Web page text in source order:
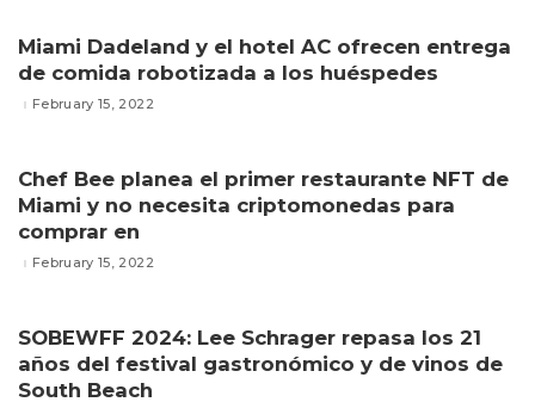
Miami Dadeland y el hotel AC ofrecen entrega
de comida robotizada a los huéspedes
February 15, 2022
Chef Bee planea el primer restaurante NFT de
Miami y no necesita criptomonedas para
comprar en
February 15, 2022
SOBEWFF 2024: Lee Schrager repasa los 21
años del festival gastronómico y de vinos de
South Beach